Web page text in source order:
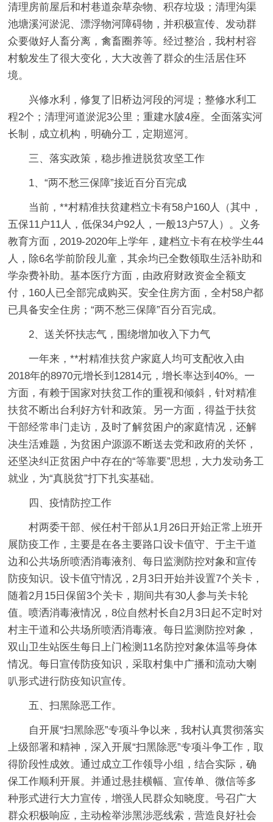
清理房前屋后和村巷道杂草杂物、积存垃圾；清理沟渠
池塘溪河淤泥、漂浮物河障碍物，并积极宣传、发动群
众要做好人畜分离，禽畜圈养等。经过整治，我村村容
村貌发生了很大变化，大大改善了群众的生活居住环
境。
兴修水利，修复了旧桥边河段的河堤；整修水利工
程2个；清理河道淤泥3公里；重建水陂4座。全面落实河
长制，成立机构，明确分工，定期巡河。
三、落实政策，稳步推进脱贫攻坚工作
1、“两不愁三保障”接近百分百完成
当前，**村精准扶贫建档立卡有58户160人（其中，
五保11户11人，低保34户92人，一般13户57人）。义务
教育方面，2019-2020年上学年，建档立卡有在校学生44
人，除6名学前阶段儿童，其余均已全数领取生活补助和
学杂费补助。基本医疗方面，由政府财政资金全额支
付，160人已全部完成购买。安全住房方面，全村58户都
已具备安全住房；“两不愁三保障”百分百完成。
2、送关怀扶志气，围绕增加收入下力气
一年来，**村精准扶贫户家庭人均可支配收入由
2018年的8970元增长到12814元，增长率达到40%。一
方面，有赖于国家对扶贫工作的重视和倾斜，针对精准
扶贫不断出台利好方针和政策。另一方面，得益于扶贫
干部经常串门走访，及时了解贫困户的家庭情况，还解
决生活难题，为贫困户源源不断送去党和政府的关怀，
还坚决纠正贫困户中存在的“等靠要”思想，大力发动务工
就业，为“真脱贫”打下扎实基础。
四、疫情防控工作
村两委干部、候任村干部从1月26日开始正常上班开
展防疫工作，主要是在各主要路口设卡值守、于主干道
边和公共场所喷洒消毒液剂、每日监测防控对象和宣传
防疫知识。设卡值守情况，2月3日开始并设置7个关卡，
随着2月15日保留3个关卡，期间共有30人参与关卡轮
值。喷洒消毒液情况，8位自然村长自2月3日起不定时对
村主干道和公共场所喷洒消毒液。每日监测防控对象，
双山卫生站医生每日上门检测11名防控对象体温等身体
情况。每日宣传防疫知识，采取村集中广播和流动大喇
叭形式进行防疫知识宣传。
五、扫黑除恶工作。
自开展“扫黑除恶”专项斗争以来，我村认真贯彻落实
上级部署和精神，深入开展“扫黑除恶”专项斗争工作，取
得阶段性成效。通过成立工作领导小组，结合实际，确
保工作顺利开展。并通过悬挂横幅、宣传单、微信等多
种形式进行大力宣传，增强人民群众知晓度。号召广大
群众积极响应，主动检举涉黑涉恶线索，营造良好社会